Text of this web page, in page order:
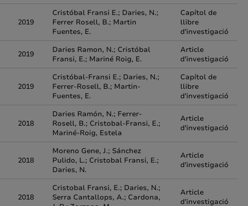
2019
Cristóbal Fransi E.; Daries, N.;
Ferrer Rosell, B.; Martin
Fuentes, E.
Capítol de
llibre
d'investigació
2019
Daries Ramon, N.; Cristóbal
Fransi, E.; Mariné Roig, E.
Article
d'investigació
2019
Cristóbal-Fransi E.; Daries, N.;
Ferrer-Rosell, B.; Martin-
Fuentes, E.
Capítol de
llibre
d'investigació
2018
Daries Ramón, N.; Ferrer-
Rosell, B.; Cristobal-Fransi, E.;
Mariné-Roig, Estela
Article
d'investigació
2018
Moreno Gene, J.; Sánchez
Pulido, L.; Cristobal Fransi, E.;
Daries, N.
Article
d'investigació
2018
Cristobal Fransi, E.; Daries, N.;
Serra Cantallops, A.; Cardona,
Article
d'investigació